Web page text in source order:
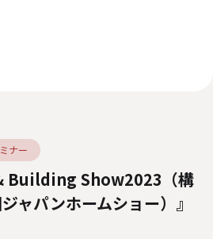
ィ＆インクルージョン
の評価
ナー
Building Show2023（構
ャパンホームショー）』